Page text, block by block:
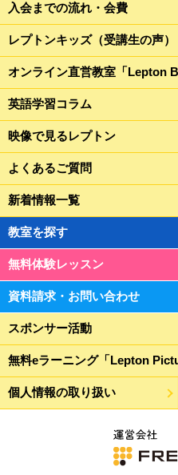
入会までの流れ・会費
レプトンキッズ（受講生の声）
オンライン直営教室「Lepton
英語学習コラム
映像で見るレプトン
よくあるご質問
新着情報一覧
教室を探す
無料体験レッスン
資料請求・お問い合わせ
スポンサー活動
無料eラーニング「Lepton
個人情報の取り扱い